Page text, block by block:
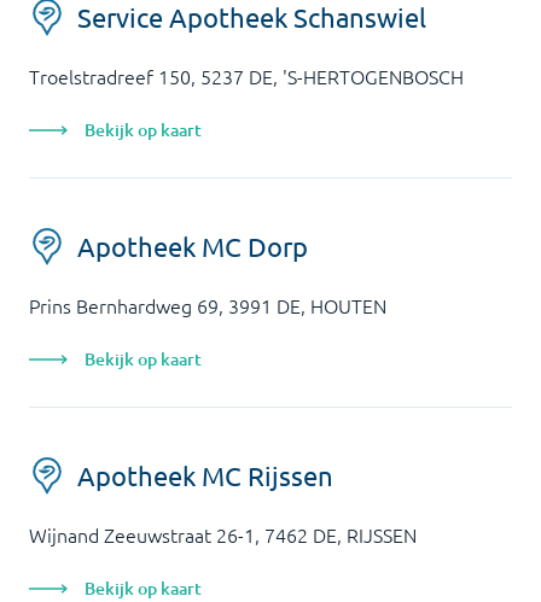
Service Apotheek Schanswiel
Troelstradreef 150, 5237 DE, 'S-HERTOGENBOSCH
Bekijk op kaart
Apotheek MC Dorp
Prins Bernhardweg 69, 3991 DE, HOUTEN
Bekijk op kaart
Apotheek MC Rijssen
Wijnand Zeeuwstraat 26-1, 7462 DE, RIJSSEN
Bekijk op kaart